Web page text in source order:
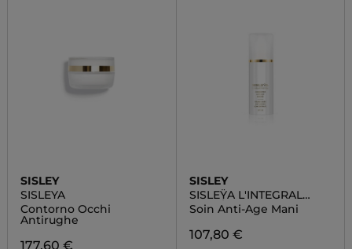
SISLEY
SISLEYA
Contorno Occhi
Antirughe
177,60 €
SISLEY
SISLEŸA L'INTEGRAL
ANTI-ÂGE CONCENTRE
ANTI-ÂGE MAINS
Soin Anti-Age Mani
107,80 €